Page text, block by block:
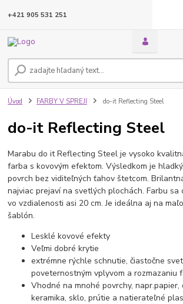
+421 905 531 251
Úvod FARBY V SPREJI do-it Reflecting Steel
do-it Reflecting Steel
Marabu do it Reflecting Steel je vysoko
farba s kovovým efektom. Výsledkom je
povrch bez viditeľných ťahov štetcom.
najviac prejaví na svetlých plochách. Farbu sa
vo vzdialenosti asi 20 cm. Je ideálna aj na
šablón.
Lesklé kovové efekty
Veľmi dobré krytie
extrémne rýchle schnutie, čiastočne
poveternostným vplyvom a rozmazaniu
Vhodné na mnohé povrchy, napr.papier,
keramika, sklo, prútie a natierateľné